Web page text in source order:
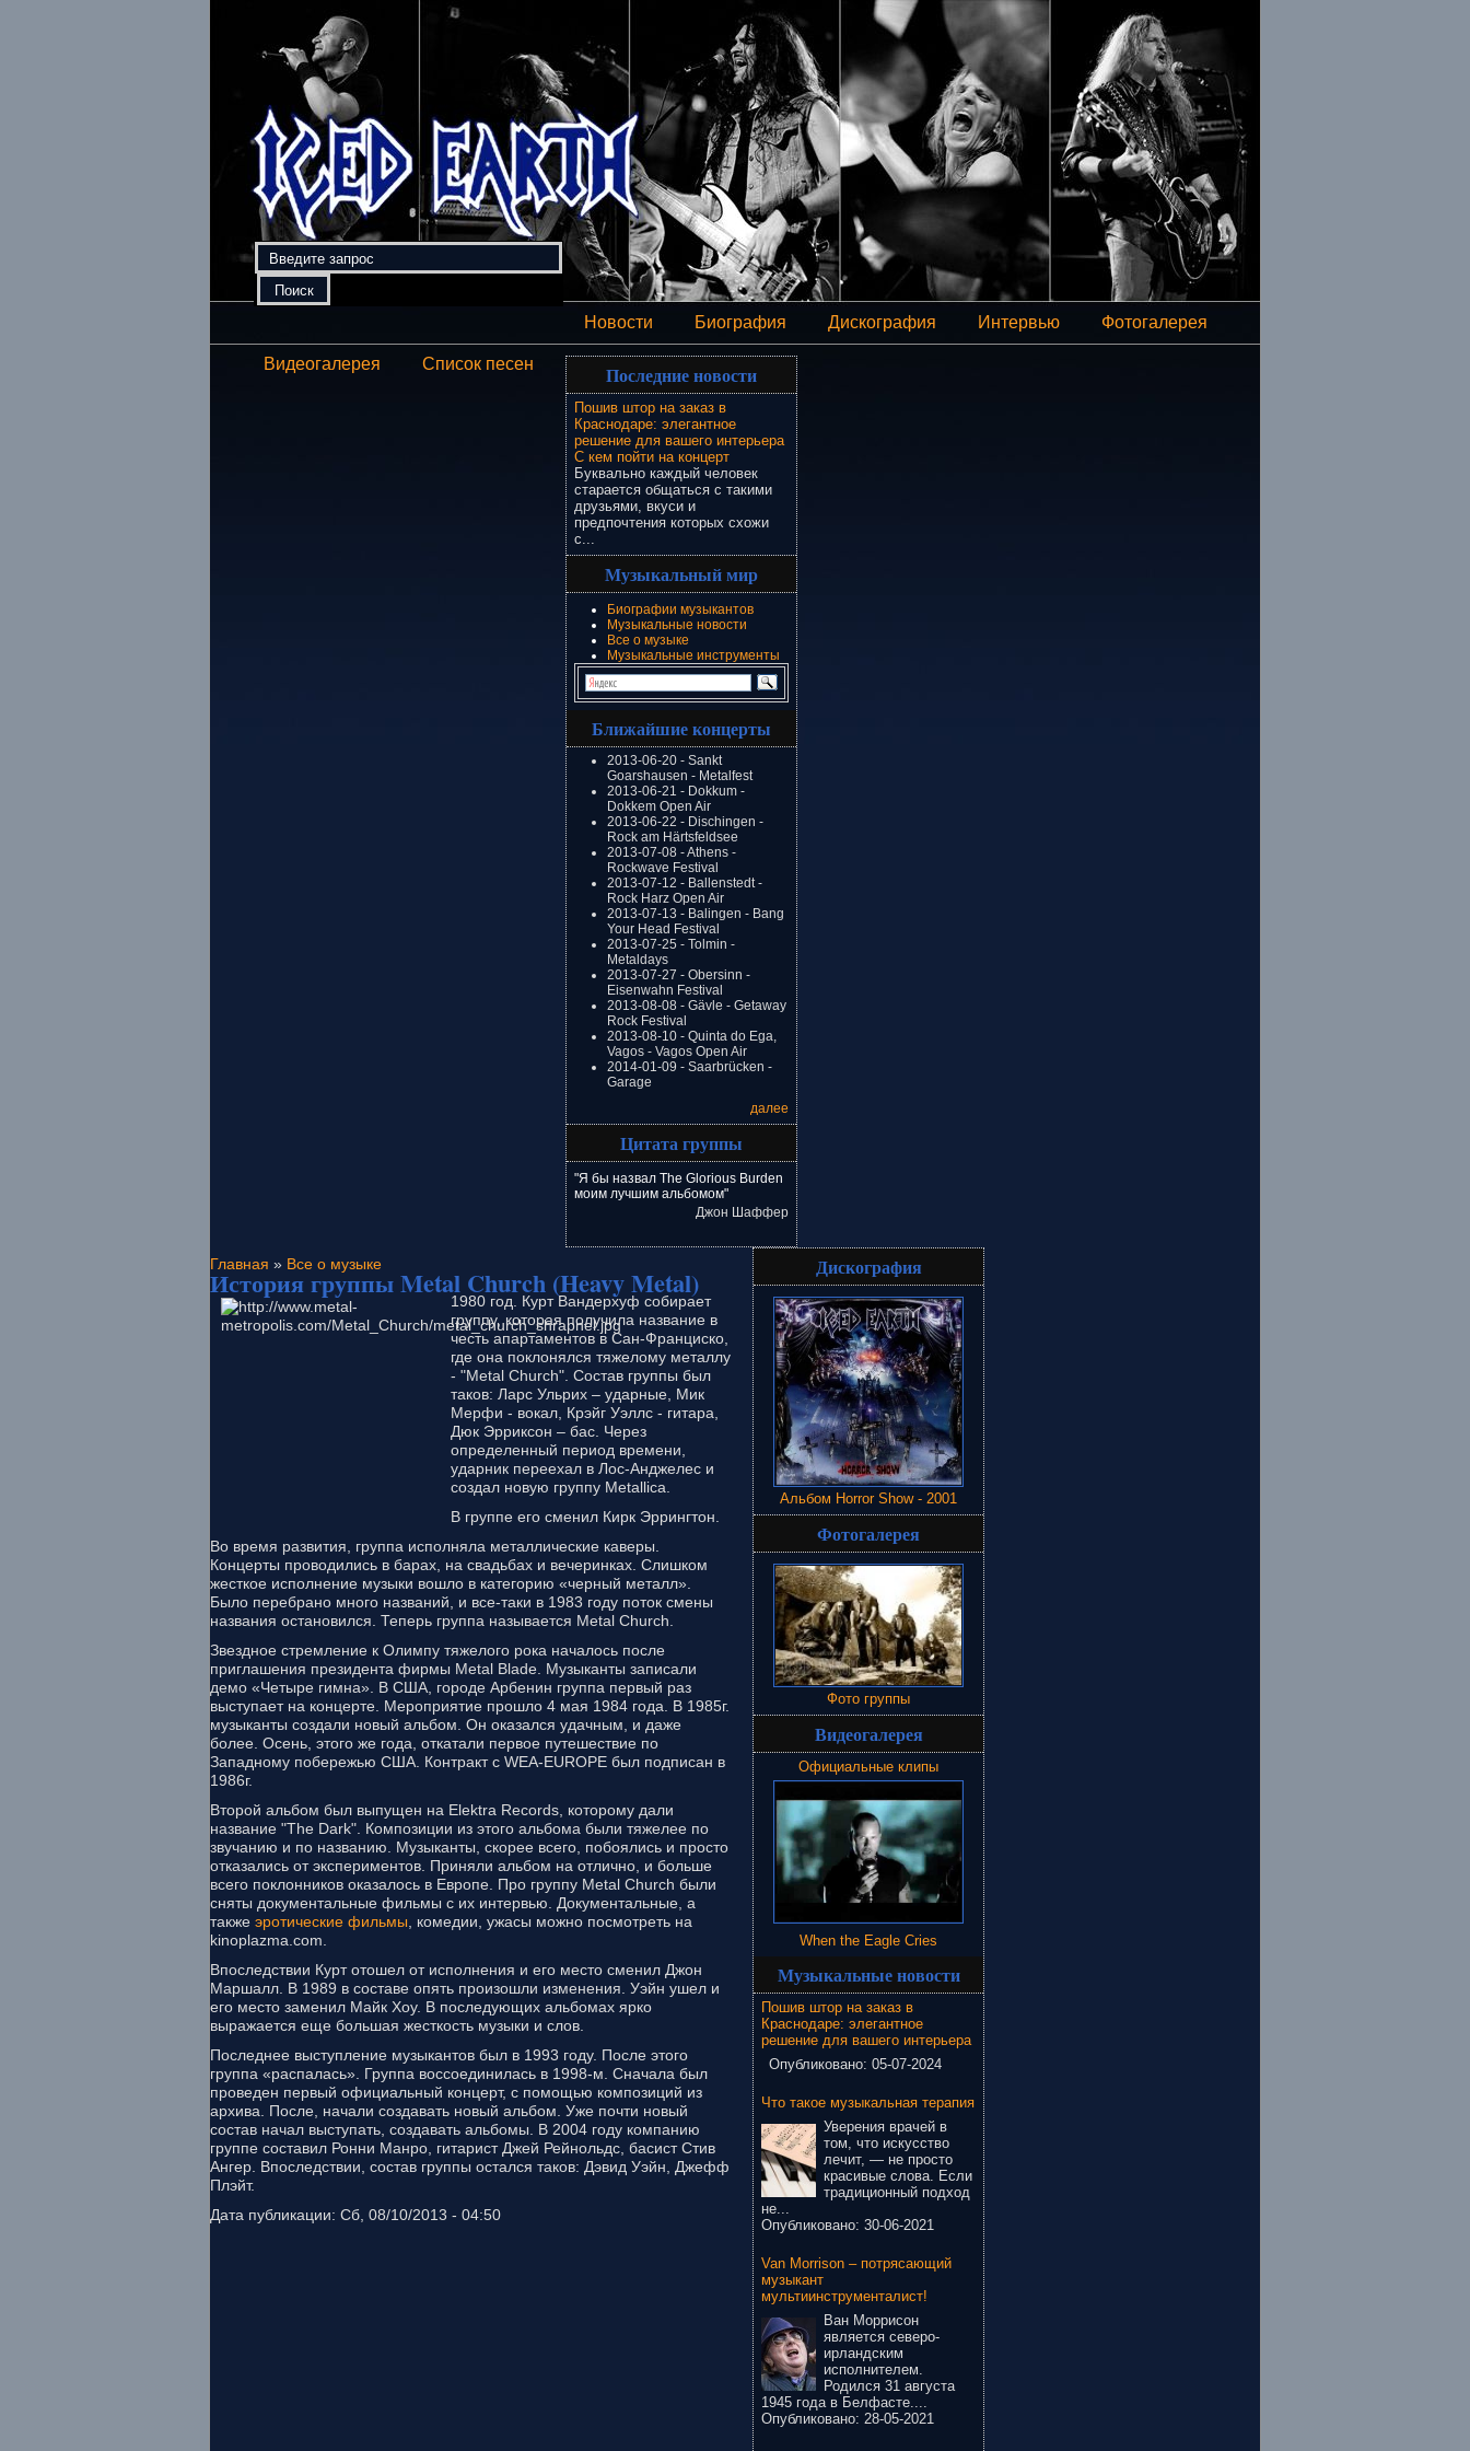
Новости Биография Дискография Интервью Фотогалерея
Видеогалерея Список песен Последние новости
Пошив штор на заказ в
Краснодаре: элегантное
решение для вашего интерьера
С кем пойти на концерт
Буквально каждый человек
старается общаться с такими
друзьями, вкуси и
предпочтения которых схожи
с...
Музыкальный мир
Биографии музыкантов
Музыкальные новости
Все о музыке
Музыкальные инструменты
Ближайшие концерты
2013-06-20 - Sankt
Goarshausen - Metalfest
2013-06-21 - Dokkum -
Dokkem Open Air
2013-06-22 - Dischingen -
Rock am Härtsfeldsee
2013-07-08 - Athens -
Rockwave Festival
2013-07-12 - Ballenstedt -
Rock Harz Open Air
2013-07-13 - Balingen - Bang
Your Head Festival
2013-07-25 - Tolmin -
Metaldays
2013-07-27 - Obersinn -
Eisenwahn Festival
2013-08-08 - Gävle - Getaway
Rock Festival
2013-08-10 - Quinta do Ega,
Vagos - Vagos Open Air
2014-01-09 - Saarbrücken -
Garage
далее
Цитата группы
"Я бы назвал The Glorious Burden
моим лучшим альбомом"
Джон Шаффер
Главная » Все о музыке
История группы Metal Church (Heavy Metal)
1980 год. Курт Вандерхуф собирает
группу, которая получила название в
честь апартаментов в Сан-Франциско,
где она поклонялся тяжелому металлу
- "Metal Church". Состав группы был
таков: Ларс Ульрих – ударные, Мик
Мерфи - вокал, Крэйг Уэллс - гитара,
Дюк Эрриксон – бас. Через
определенный период времени,
ударник переехал в Лос-Анджелес и
создал новую группу Metallica.
В группе его сменил Кирк Эррингтон.
Во время развития, группа исполняла металлические каверы.
Концерты проводились в барах, на свадьбах и вечеринках. Слишком
жесткое исполнение музыки вошло в категорию «черный металл».
Было перебрано много названий, и все-таки в 1983 году поток смены
названия остановился. Теперь группа называется Metal Church.
Звездное стремление к Олимпу тяжелого рока началось после
приглашения президента фирмы Metal Blade. Музыканты записали
демо «Четыре гимна». В США, городе Арбенин группа первый раз
выступает на концерте. Мероприятие прошло 4 мая 1984 года. В 1985г.
музыканты создали новый альбом. Он оказался удачным, и даже
более. Осень, этого же года, откатали первое путешествие по
Западному побережью США. Контракт с WEA-EUROPE был подписан в
1986г.
Второй альбом был выпущен на Elektra Records, которому дали
название "The Dark". Композиции из этого альбома были тяжелее по
звучанию и по названию. Музыканты, скорее всего, побоялись и просто
отказались от экспериментов. Приняли альбом на отлично, и больше
всего поклонников оказалось в Европе. Про группу Metal Church были
сняты документальные фильмы с их интервью. Документальные, а
также эротические фильмы , комедии, ужасы можно посмотреть на
kinoplazma.com.
Впоследствии Курт отошел от исполнения и его место сменил Джон
Маршалл. В 1989 в составе опять произошли изменения. Уэйн ушел и
его место заменил Майк Хоу. В последующих альбомах ярко
выражается еще большая жесткость музыки и слов.
Последнее выступление музыкантов был в 1993 году. После этого
группа «распалась». Группа воссоединилась в 1998-м. Сначала был
проведен первый официальный концерт, с помощью композиций из
архива. После, начали создавать новый альбом. Уже почти новый
состав начал выступать, создавать альбомы. В 2004 году компанию
группе составил Ронни Манро, гитарист Джей Рейнольдс, басист Стив
Ангер. Впоследствии, состав группы остался таков: Дэвид Уэйн, Джефф
Плэйт.
Дата публикации: Сб, 08/10/2013 - 04:50
Дискография
Альбом Horror Show - 2001
Фотогалерея
Фото группы
Видеогалерея
Официальные клипы
When the Eagle Cries
Музыкальные новости
Пошив штор на заказ в
Краснодаре: элегантное
решение для вашего интерьера
Опубликовано: 05-07-2024
Что такое музыкальная терапия
Уверения врачей в
том, что искусство
лечит, — не просто
красивые слова. Если
традиционный подход
не...
Опубликовано: 30-06-2021
Van Morrison – потрясающий
музыкант
мультиинструменталист!
Ван Моррисон
является северо-
ирландским
исполнителем.
Родился 31 августа
1945 года в Белфасте....
Опубликовано: 28-05-2021